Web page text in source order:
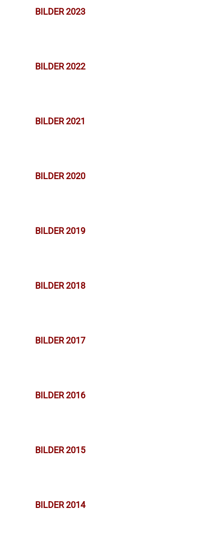
BILDER 2023
BILDER 2022
BILDER 2021
BILDER 2020
BILDER 2019
BILDER 2018
BILDER 2017
BILDER 2016
BILDER 2015
BILDER 2014